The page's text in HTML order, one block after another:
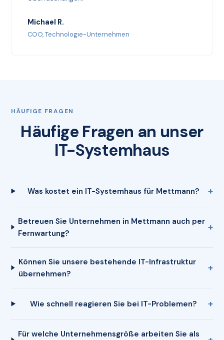
Michael R.
COO, Technologie-Unternehmen
HÄUFIGE FRAGEN
Häufige Fragen an unser
IT-Systemhaus
Was kostet ein IT-Systemhaus für Mettmann?
Betreuen Sie Unternehmen in Mettmann auch per
Fernwartung?
Können Sie unsere bestehende IT-Infrastruktur
übernehmen?
Wie schnell reagieren Sie bei IT-Problemen?
Für welche Unternehmensgröße arbeiten Sie als